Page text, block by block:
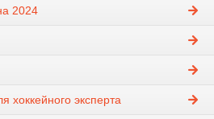
2024
хоккейного эксперта